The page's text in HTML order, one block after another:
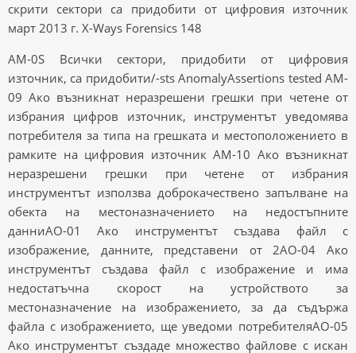
скрити сектори са придобити от цифровия източник
март 2013 г. X-Ways Forensics 148
AM-0S Всички сектори, придобити от цифровия
източник, са придобити/-sts AnomalyAssertions tested AM-
09 Ако възникнат неразрешени грешки при четене от
избрания цифров източник, инструментът уведомява
потребителя за типа на грешката и местоположението в
рамките на цифровия източник AM-10 Ако възникнат
неразрешени грешки при четене от избрания
инструментът използва доброкачествено запълване на
обекта на местоназначението на недостъпните
данниAO-01 Ако инструментът създава файл с
изображение, данните, представени от 2AO-04 Ако
инструментът създава файл с изображение и има
недостатъчна скорост на устройството за
местоназначение на изображението, за да съдържа
файла с изображението, ще уведоми потребителяAO-05
Ако инструментът създаде множество файлове с искан